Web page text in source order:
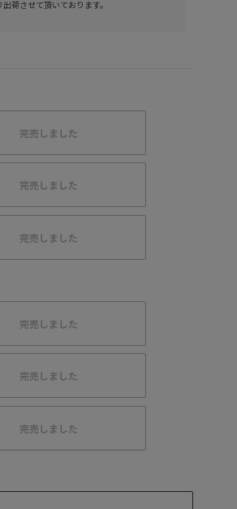
荷させて頂いております。
完売しました
完売しました
完売しました
完売しました
完売しました
完売しました